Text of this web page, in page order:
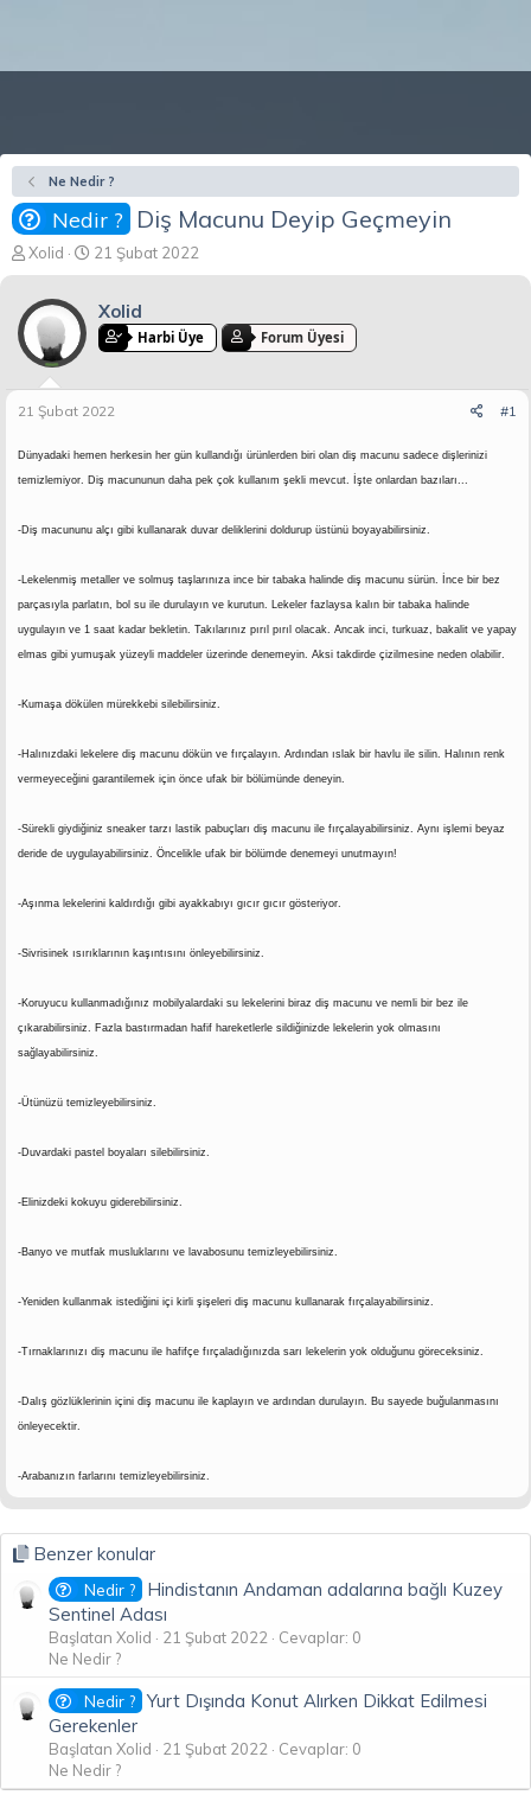
Ne Nedir ?
Nedir ? Diş Macunu Deyip Geçmeyin
K
o
b
y
a
l
a
a
Xolid
B
a
ç
a
r
h
21 Şubat 2022
Xolid
Harbi Üye Forum Üyesi
21 Şubat 2022 #1
Dünyadaki hemen herkesin her gün kullandığı ürünlerden biri olan diş macunu sadece dişlerinizi
temizlemiyor. Diş macununun daha pek çok kullanım şekli mevcut. İşte onlardan bazıları...
-Diş macununu alçı gibi kullanarak duvar deliklerini doldurup üstünü boyayabilirsiniz.
-Lekelenmiş metaller ve solmuş taşlarınıza ince bir tabaka halinde diş macunu sürün. İnce bir bez
parçasıyla parlatın, bol su ile durulayın ve kurutun. Lekeler fazlaysa kalın bir tabaka halinde
uygulayın ve 1 saat kadar bekletin. Takılarınız pırıl pırıl olacak. Ancak inci, turkuaz, bakalit ve yapay
elmas gibi yumuşak yüzeyli maddeler üzerinde denemeyin. Aksi takdirde çizilmesine neden olabilir.
-Kumaşa dökülen mürekkebi silebilirsiniz.
-Halınızdaki lekelere diş macunu dökün ve fırçalayın. Ardından ıslak bir havlu ile silin. Halının renk
vermeyeceğini garantilemek için önce ufak bir bölümünde deneyin.
-Sürekli giydiğiniz sneaker tarzı lastik pabuçları diş macunu ile fırçalayabilirsiniz. Aynı işlemi beyaz
deride de uygulayabilirsiniz. Öncelikle ufak bir bölümde denemeyi unutmayın!
-Aşınma lekelerini kaldırdığı gibi ayakkabıyı gıcır gıcır gösteriyor.
-Sivrisinek ısırıklarının kaşıntısını önleyebilirsiniz.
-Koruyucu kullanmadığınız mobilyalardaki su lekelerini biraz diş macunu ve nemli bir bez ile
çıkarabilirsiniz. Fazla bastırmadan hafif hareketlerle sildiğinizde lekelerin yok olmasını
sağlayabilirsiniz.
-Ütünüzü temizleyebilirsiniz.
-Duvardaki pastel boyaları silebilirsiniz.
-Elinizdeki kokuyu giderebilirsiniz.
-Banyo ve mutfak musluklarını ve lavabosunu temizleyebilirsiniz.
-Yeniden kullanmak istediğini içi kirli şişeleri diş macunu kullanarak fırçalayabilirsiniz.
-Tırnaklarınızı diş macunu ile hafifçe fırçaladığınızda sarı lekelerin yok olduğunu göreceksiniz.
-Dalış gözlüklerinin içini diş macunu ile kaplayın ve ardından durulayın. Bu sayede buğulanmasını
önleyecektir.
-Arabanızın farlarını temizleyebilirsiniz.
Benzer konular
Nedir ?
Hindistanın Andaman adalarına bağlı Kuzey
Sentinel Adası
Başlatan Xolid 21 Şubat 2022
Cevaplar: 0
Ne Nedir ?
Nedir ? Yurt Dışında Konut Alırken Dikkat Edilmesi
Gerekenler
Başlatan Xolid 21 Şubat 2022
Cevaplar: 0
Ne Nedir ?